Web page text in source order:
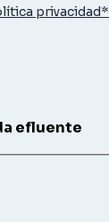
privacidad*
efluente